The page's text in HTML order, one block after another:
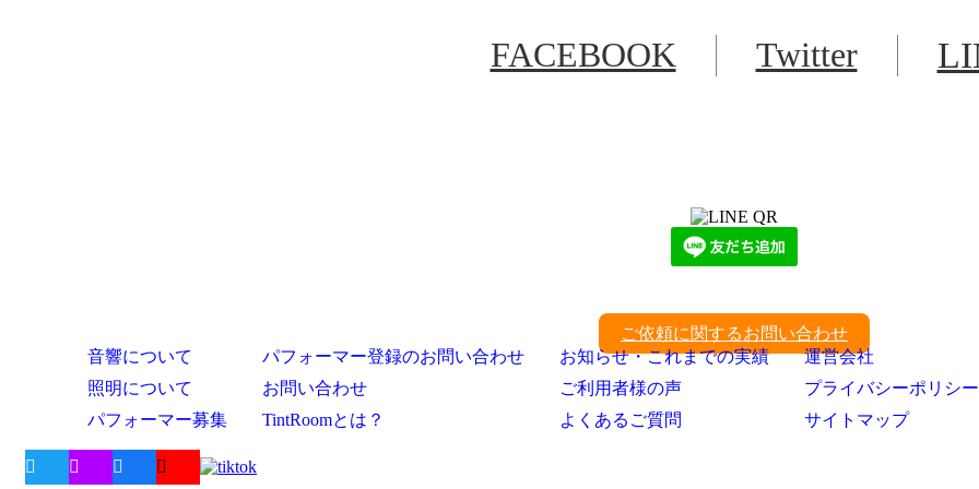
FACEBOOK Twitter
ご依頼に関するお問い合わせ
音響について
照明について
パフォーマー募集
パフォーマー登録のお問い合わせ
お問い合わせ
TintRoomとは？
お知らせ・これまでの実績
ご利用者様の声
よくあるご質問
運営会社
プライバシーポリシー
サイトマップ